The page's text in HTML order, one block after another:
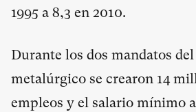
1995 a 8,3 en 2010.
Durante los dos mandatos
metalúrgico se crearon 14
empleos y el salario mínimo